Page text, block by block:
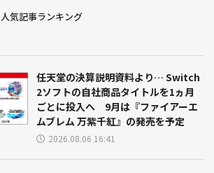
人気記事ランキング
任天堂の決算説明資料より… Switch
2ソフトの自社商品タイトルを1ヵ月
ごとに投入へ 9月は『ファイアーエ
ムブレム 万紫千紅』の発売を予定
2026.08.06 16:41